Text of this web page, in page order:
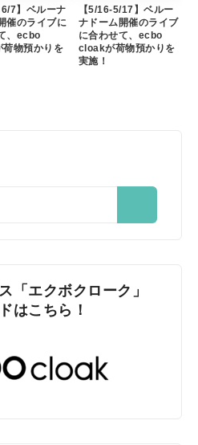
6/7】ベルーナ
催のライブに
、ecbo
物預かりを
【5/16-5/17】ベルー
ナドーム開催のライブ
に合わせて、ecbo
cloakが荷物預かりを
実施！
「エクボクローク」
はこちら！